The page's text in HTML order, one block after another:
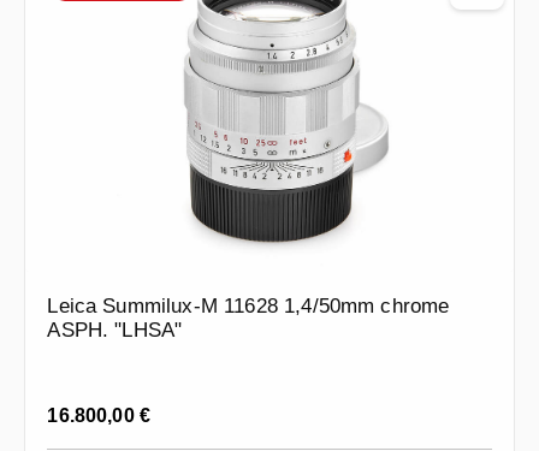
Leica Summilux-M 11628 1,4/50mm chrome
ASPH. "LHSA"
Regulärer Preis:
16.800,00 €